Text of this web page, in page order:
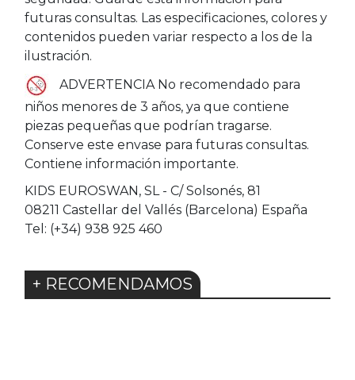
futuras consultas. Las especificaciones, colores y
contenidos pueden variar respecto a los de la
ilustración.
ADVERTENCIA No recomendado para
niños menores de 3 años, ya que contiene
piezas pequeñas que podrían tragarse.
Conserve este envase para futuras consultas.
Contiene información importante.
KIDS EUROSWAN, SL - C/ Solsonés, 81
08211 Castellar del Vallés (Barcelona) España
Tel: (+34) 938 925 460
+ RECOMENDAMOS